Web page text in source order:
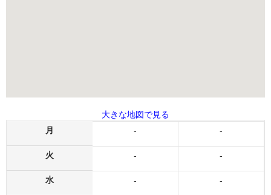
大きな地図で見る
月
火
水
-
-
-
-
-
-